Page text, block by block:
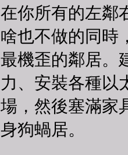
在你所有的左鄰
啥也不做的同時
最機歪的鄰居。
力、安裝各種以
場，然後塞滿家
身狗蝸居。